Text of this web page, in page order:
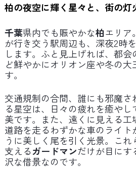
柏の夜空に輝く星々と、街の灯
千葉県内でも賑やかな柏エリア
が行き交う駅周辺も、深夜2時
します。ふと見上げれば、都
ど鮮やかにオリオン座や冬の大
す。
交通規制の合間、誰にも邪魔
る星空は、日々の疲れを癒や
美です。また、遠くに見える工
道路を走るわずかな車のライト
うに美しく尾を引く光景。こ
支えるガードマンだけが目にす
沢な借景なのです。